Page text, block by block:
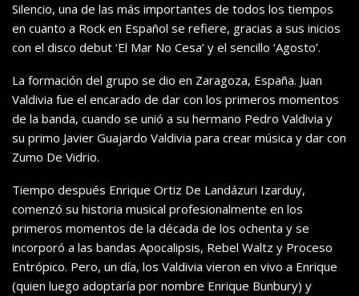
Silencio, una de las más importantes de todos los tiempos
en cuanto a Rock en Español se refiere, gracias a sus inicios
con el disco debut ‘El Mar No Cesa’ y el sencillo ‘Agosto’.
La formación del grupo se dio en Zaragoza, España. Juan
Valdivia fue el encarado de dar con los primeros momentos
de la banda, cuando se unió a su hermano Pedro Valdivia y
su primo Javier Guajardo Valdivia para crear música y dar con
Zumo De Vidrio.
Tiempo después Enrique Ortiz De Landázuri Izarduy,
comenzó su historia musical profesionalmente en los
primeros momentos de la década de los ochenta y se
incorporó a las bandas Apocalipsis, Rebel Waltz y Proceso
Entrópico. Pero, un día, los Valdivia vieron en vivo a Enrique
(quien luego adoptaría por nombre Enrique Bunbury) y